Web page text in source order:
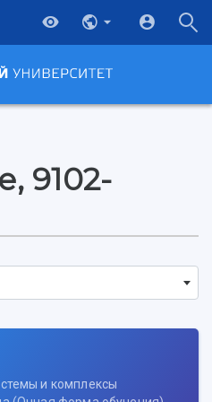
9102-
и комплексы